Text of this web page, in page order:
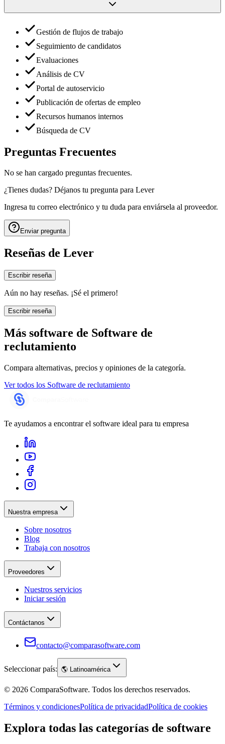
Gestión de flujos de trabajo
Seguimiento de candidatos
Evaluaciones
Análisis de CV
Portal de autoservicio
Publicación de ofertas de empleo
Recursos humanos internos
Búsqueda de CV
Preguntas Frecuentes
No se han cargado preguntas frecuentes.
¿Tienes dudas? Déjanos tu pregunta para Lever
Ingresa tu correo electrónico y tu duda para enviársela al proveedor.
Enviar pregunta
Reseñas de Lever
Escribir reseña
Aún no hay reseñas. ¡Sé el primero!
Escribir reseña
Más software de Software de
reclutamiento
Compara alternativas, precios y opiniones de la categoría.
Ver todos los Software de reclutamiento
Te ayudamos a encontrar el software ideal para tu empresa
Nuestra empresa
Sobre nosotros
Blog
Trabaja con nosotros
Proveedores
Nuestros servicios
Iniciar sesión
Contáctanos
contacto@comparasoftware.com
Seleccionar país: 🌎 Latinoamérica
© 2026 ComparaSoftware. Todos los derechos reservados.
Términos y condicionesPolítica de privacidadPolítica de cookies
Explora todas las categorías de software